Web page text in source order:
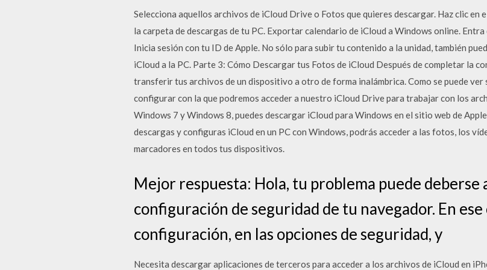
Selecciona aquellos archivos de iCloud Drive o Fotos que quieres descargar. Haz clic en
la carpeta de descargas de tu PC. Exportar calendario de iCloud a Windows online.
Inicia sesión con tu ID de Apple. No sólo para subir tu contenido a la unidad, también
iCloud a la PC. Parte 3: Cómo Descargar tus Fotos de iCloud Después de completar la
transferir tus archivos de un dispositivo a otro de forma inalámbrica. Como se puede
configurar con la que podremos acceder a nuestro iCloud Drive para trabajar con los
Windows 7 y Windows 8, puedes descargar iCloud para Windows en el sitio web de
descargas y configuras iCloud en un PC con Windows, podrás acceder a las fotos, los
marcadores en todos tus dispositivos.
Mejor respuesta: Hola, tu problema puede deberse
configuración de seguridad de tu navegador. En
configuración, en las opciones de seguridad, y
Necesita descargar aplicaciones de terceros para acceder a los archivos de iCloud en